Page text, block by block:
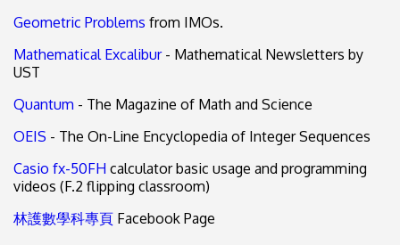
Geometric Problems from IMOs.
Mathematical Excalibur- Mathematical Newsletters by
UST
Quantum - The Magazine of Math and Science
OEIS - The On-Line Encyclopedia of Integer Sequences
Casio fx-50FH calculator basic usage and programming
videos (F.2 flipping classroom)
林護數學科專頁 Facebook Page